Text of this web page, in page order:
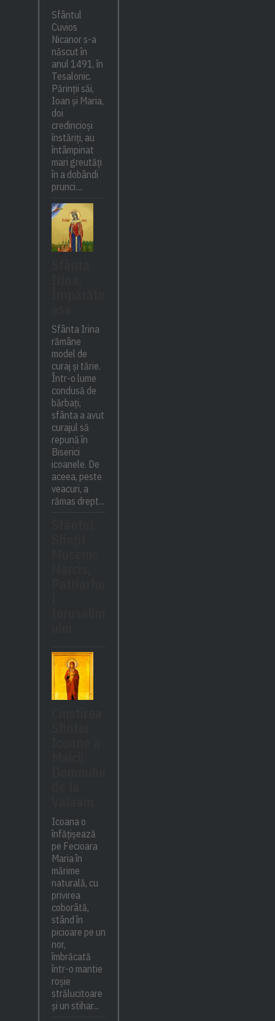
Sfântul
Cuvios
Nicanor s-a
născut în
anul 1491, în
Tesalonic.
Părinții săi,
Ioan și Maria,
doi
credincioși
înstăriți, au
întâmpinat
mari greutăți
în a dobândi
prunci....
Sfânta Irina
rămâne
model de
curaj și tărie.
Într-o lume
condusă de
bărbați,
sfânta a avut
curajul să
repună în
Biserici
icoanele. De
aceea, peste
veacuri, a
rămas drept...
Icoana o
înfățișează
pe Fecioara
Maria în
mărime
naturală, cu
privirea
coborâtă,
stând în
picioare pe un
nor,
îmbrăcată
într-o mantie
roșie
strălucitoare
și un stihar...